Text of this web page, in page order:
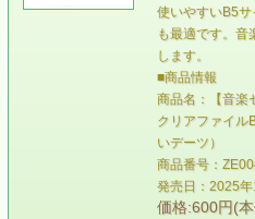
使いやすいB5
も最適です。音
します。
■商品情報
商品名：【音楽
クリアファイル
いデーツ）
商品番号：
発売日：2025年
価格:600円(